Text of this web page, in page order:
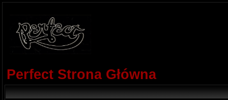
Perfect Strona Główna